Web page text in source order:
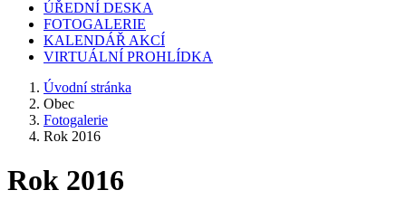
ÚŘEDNÍ DESKA
FOTOGALERIE
KALENDÁŘ AKCÍ
VIRTUÁLNÍ PROHLÍDKA
Úvodní stránka
Obec
Fotogalerie
Rok 2016
Rok 2016